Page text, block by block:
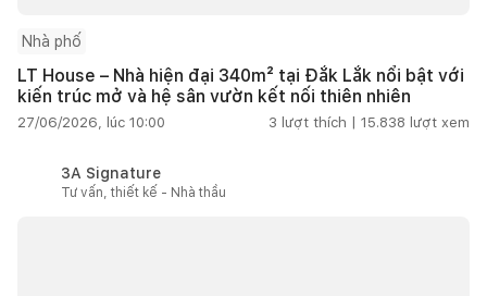
Nhà phố
LT House – Nhà hiện đại 340m² tại Đắk Lắk nổi bật với
kiến trúc mở và hệ sân vườn kết nối thiên nhiên
27/06/2026, lúc 10:00 3 lượt thích | 15.838 lượt xem
3A Signature
Tư vấn, thiết kế - Nhà thầu